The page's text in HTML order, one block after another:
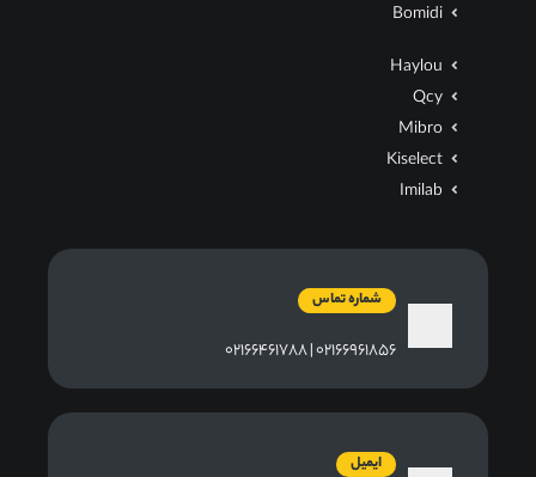
Bomidi
Haylou
Qcy
Mibro
Kiselect
Imilab
شماره تماس
۰۲۱۶۶۹۶۱۸۵۶ | ۰۲۱۶۶۴۶۱۷۸۸
ایمیل